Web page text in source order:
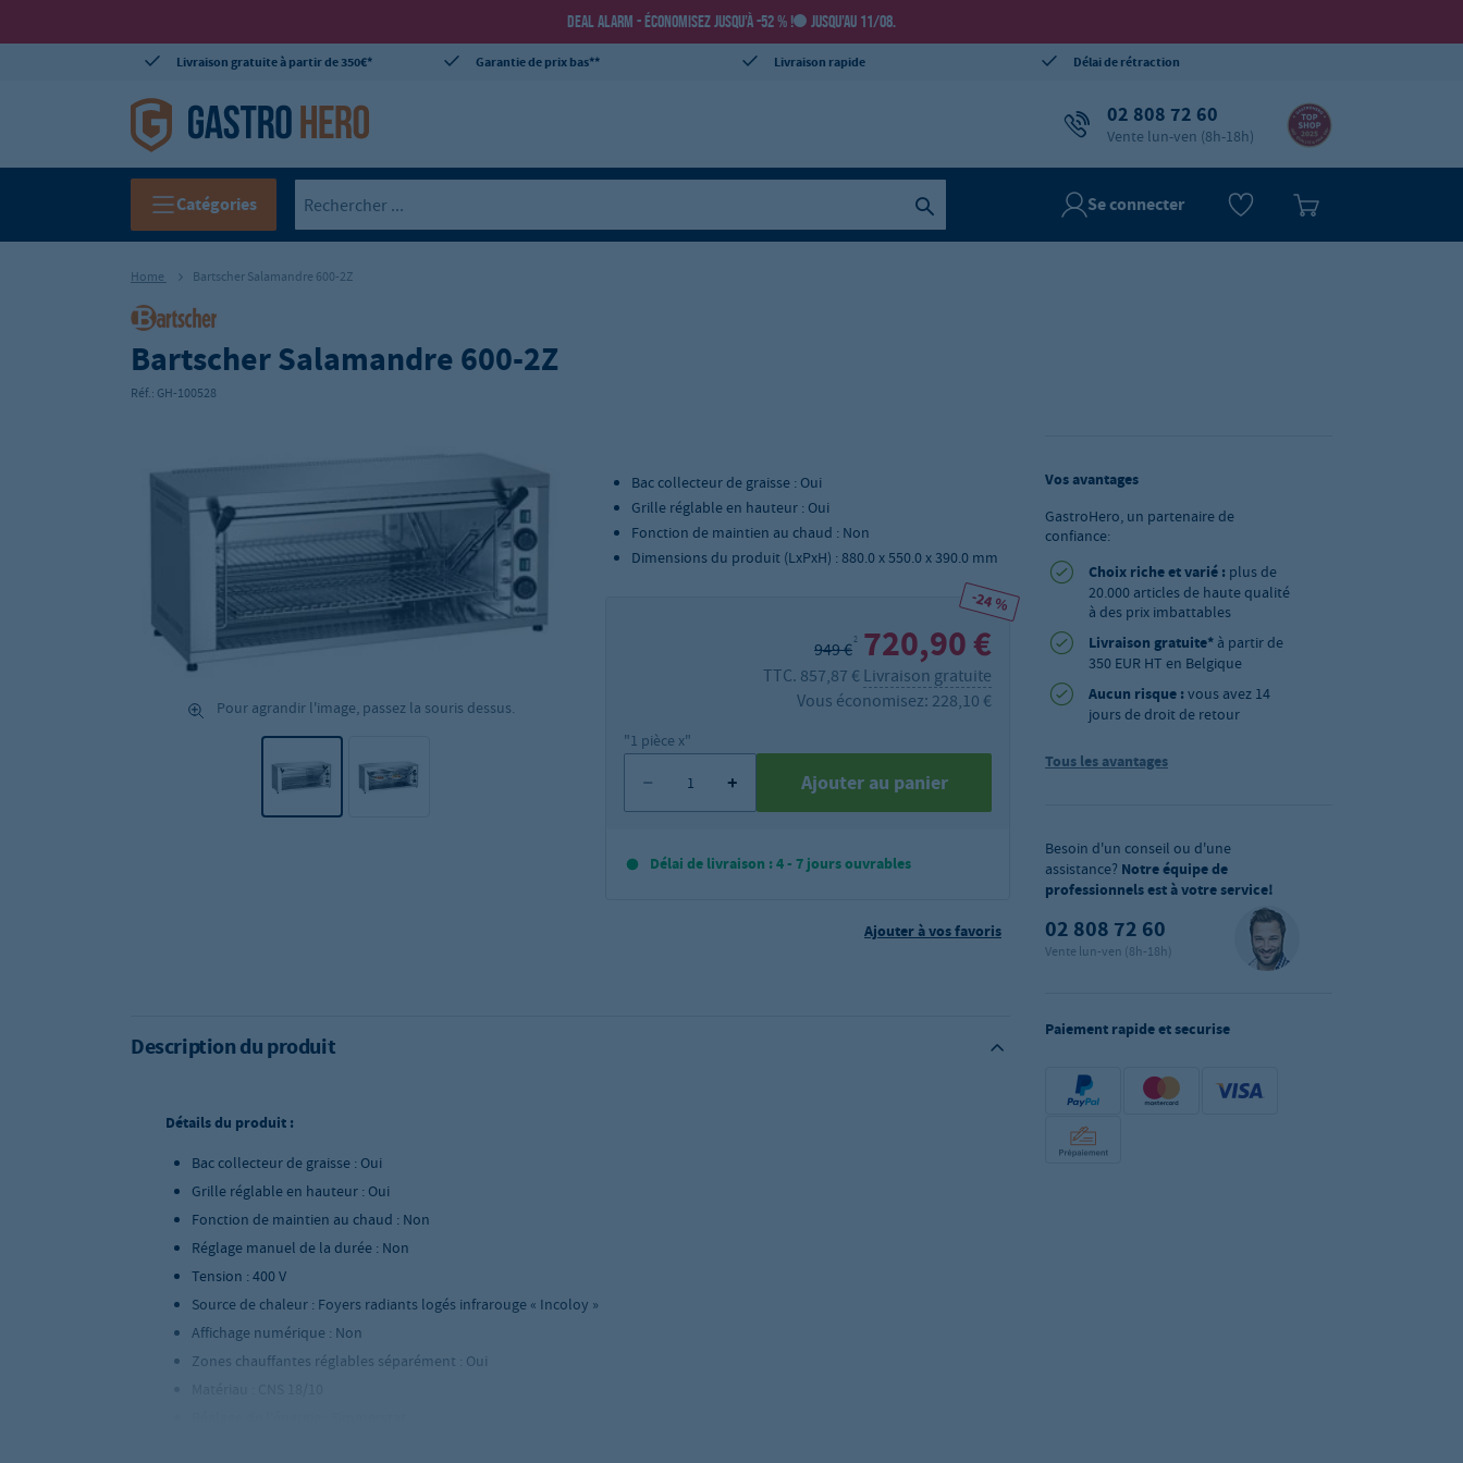
DEAL ALARM - ÉCONOMISEZ JUSQU’À -52 % ! JUSQU’AU 11/08.
Livraison gratuite à partir de 350€* Garantie de prix bas** Livraison rapide Délai de rétraction
02 808 72 60
Vente lun-ven (8h-18h)
Catégories Se connecter
Home Bartscher Salamandre 600-2Z
Bartscher Salamandre 600-2Z
Réf.: GH-100528
Pour agrandir l'image, passez la souris dessus.
Bac collecteur de graisse : Oui
Grille réglable en hauteur : Oui
Fonction de maintien au chaud : Non
Dimensions du produit (LxPxH) : 880.0 x 550.0 x 390.0 mm
-24 %
949 €2 720,90 €
TTC. 857,87 € Livraison gratuite
Vous économisez: 228,10 €
"1 pièce x"
Ajouter au panier
Délai de livraison : 4 - 7 jours ouvrables
Ajouter à vos favoris
Description du produit
Détails du produit :
Bac collecteur de graisse : Oui
Grille réglable en hauteur : Oui
Fonction de maintien au chaud : Non
Réglage manuel de la durée : Non
Tension : 400 V
Source de chaleur : Foyers radiants logés infrarouge « Incoloy »
Affichage numérique : Non
Zones chauffantes réglables séparément : Oui
Vos avantages
GastroHero, un partenaire de
confiance:
Choix riche et varié : plus de
20.000 articles de haute qualité
à des prix imbattables
Livraison gratuite* à partir de
350 EUR HT en Belgique
Aucun risque :vous avez 14
jours de droit de retour
Tous les avantages
Besoin d'un conseil ou d'une
assistance? Notre équipe de
professionnels est à votre service!
02 808 72 60
Vente lun-ven (8h-18h)
Paiement rapide et securise